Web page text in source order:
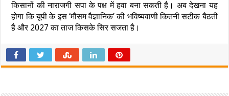
किसानों की नाराजगी सपा के पक्ष में हवा बना सकती है। अब देखना यह
होगा कि यूपी के इस ‘मौसम वैज्ञानिक’ की भविष्यवाणी कितनी सटीक बैठती
है और 2027 का ताज किसके सिर सजता है।